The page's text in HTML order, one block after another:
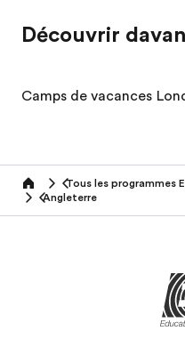
Découvrir
Camps de vacances
home Tous les programmes
Angleterre